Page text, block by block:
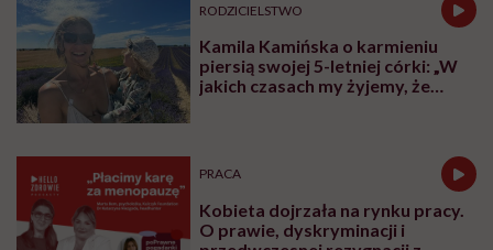
RODZICIELSTWO
Kamila Kamińska o karmieniu
piersią swojej 5-letniej córki: „W
jakich czasach my żyjemy, że
PRACA
Kobieta dojrzała na rynku pracy.
O prawie, dyskryminacji i